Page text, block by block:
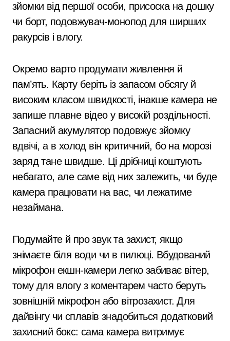
зйомки від першої особи, присоска на дошку
чи борт, подовжувач-монопод для ширших
ракурсів і влогу.
Окремо варто продумати живлення й
пам’ять. Карту беріть із запасом обсягу й
високим класом швидкості, інакше камера не
запише плавне відео у високій роздільності.
Запасний акумулятор подовжує зйомку
вдвічі, а в холод він критичний, бо на морозі
заряд тане швидше. Ці дрібниці коштують
небагато, але саме від них залежить, чи буде
камера працювати на вас, чи лежатиме
незаймана.
Подумайте й про звук та захист, якщо
знімаєте біля води чи в пилюці. Вбудований
мікрофон екшн-камери легко забиває вітер,
тому для влогу з коментарем часто беруть
зовнішній мікрофон або вітрозахист. Для
дайвінгу чи сплавів знадобиться додатковий
захисний бокс: сама камера витримує